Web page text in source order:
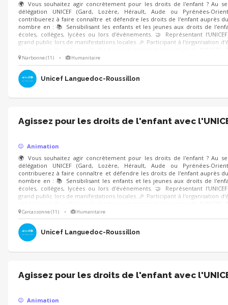
🌍 Vous souhaitez agir concrètement pour les droits de l'enfant ? Au
délégation UNICEF (Gard, Lozère, Hérault, Aude ou Pyrénées-
contribuerez à faire connaître et défendre les droits de l'enfant auprès
nombre en : 📚 Sensibilisant les enfants et les jeunes aux droits de
écoles, collèges, lycées ou lors d'événements. 🤝 Représentant
grand public lors de manifestations locales. 🎉 Participant à l'organisation
de l'enfant nous concernent tous ! Mobilisez-vous à nos côtés.
Narbonne (11) • Humanitaire
Unicef Languedoc-Roussillon
Agissez pour les droits de l'enfant avec
Animation
🌍 Vous souhaitez agir concrètement pour les droits de l'enfant ? Au
délégation UNICEF (Gard, Lozère, Hérault, Aude ou Pyrénées-
contribuerez à faire connaître et défendre les droits de l'enfant auprès
nombre en : 📚 Sensibilisant les enfants et les jeunes aux droits de
écoles, collèges, lycées ou lors d'événements. 🤝 Représentant
grand public lors de manifestations locales. 🎉 Participant à l'organisation
de l'enfant nous concernent tous ! Mobilisez-vous à nos côtés.
Carcassonne (11) • Humanitaire
Unicef Languedoc-Roussillon
Agissez pour les droits de l'enfant avec
Animation